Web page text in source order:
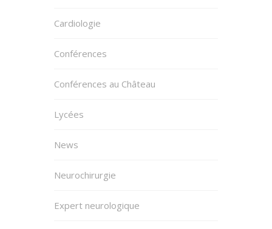
Cardiologie
Conférences
Conférences au Château
Lycées
News
Neurochirurgie
Expert neurologique